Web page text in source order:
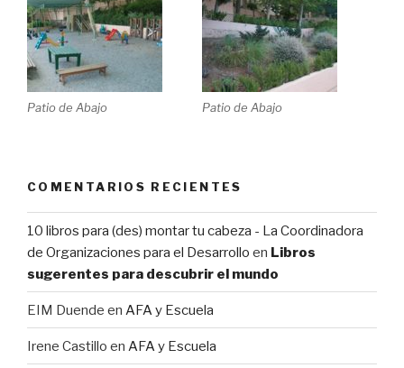
Patio de Abajo Patio de Abajo
COMENTARIOS RECIENTES
10 libros para (des) montar tu cabeza - La Coordinadora
de Organizaciones para el Desarrollo en Libros
sugerentes para descubrir el mundo
EIM Duende en AFA y Escuela
Irene Castillo en AFA y Escuela